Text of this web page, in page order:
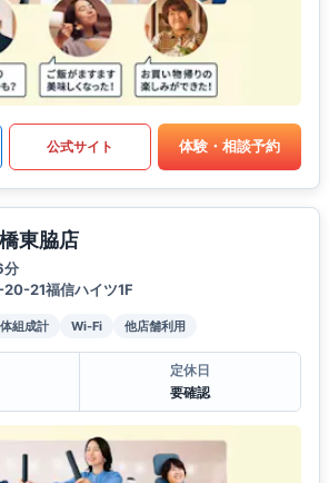
公式サイト 体験・相談予約
東脇店
分
21福信ハイツ1F
体組成計 Wi-Fi 他店舗利用
定休日
要確認